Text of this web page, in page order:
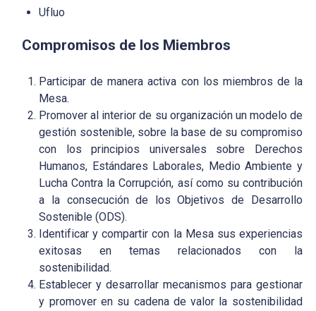
Ufluo
Compromisos de los Miembros
Participar de manera activa con los miembros de la
Mesa.
Promover al interior de su organización un modelo de
gestión sostenible, sobre la base de su compromiso
con los principios universales sobre Derechos
Humanos, Estándares Laborales, Medio Ambiente y
Lucha Contra la Corrupción, así como su contribución
a la consecución de los Objetivos de Desarrollo
Sostenible (ODS).
Identificar y compartir con la Mesa sus experiencias
exitosas en temas relacionados con la
sostenibilidad.
Establecer y desarrollar mecanismos para gestionar
y promover en su cadena de valor la sostenibilidad